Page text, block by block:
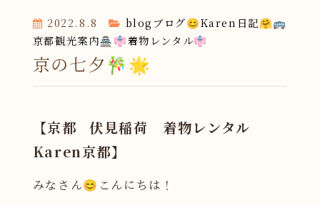
2022.8.8 blogブログ😊Karen日記🤗🚌
京都観光案内🏯👘着物レンタル👘
京の七夕🎋🌟
【京都
伏見稲荷 着物レンタル
Karen京都】
みなさん😊こんにちは！